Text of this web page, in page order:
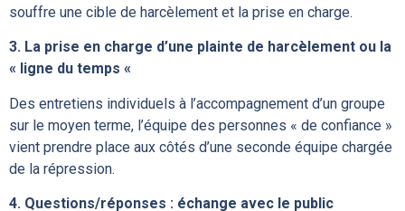
souffre une cible de harcèlement et la prise en charge.
3. La prise en charge d’une plainte de harcèlement ou la
« ligne du temps «
Des entretiens individuels à l’accompagnement d’un groupe
sur le moyen terme, l’équipe des personnes « de confiance »
vient prendre place aux côtés d’une seconde équipe chargée
de la répression.
4. Questions/réponses : échange avec le public